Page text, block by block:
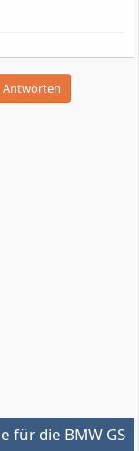
Antworten
für die BMW GS